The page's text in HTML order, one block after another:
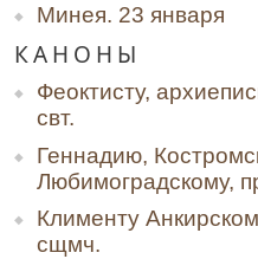
Минея. 23 января
КАНОНЫ
Феоктисту,
свт.
Геннадию,
Любимоградскому,
Клименту
сщмч.